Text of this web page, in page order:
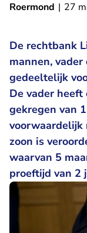
Roermond | 27
De rechtbank
mannen,
gedeeltelijk
De vader
gekregen van
voorwaardelijk
zoon is
waarvan 5
proeftijd van 2